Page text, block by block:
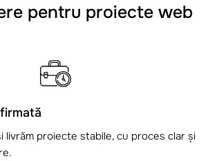
pentru proiecte web
livrăm proiecte stabile, cu proces clar și